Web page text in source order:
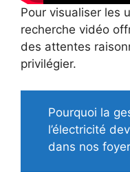
Pour visualiser les
recherche vidéo
des attentes
privilégier.
Pourquoi la
l’électricité
dans nos